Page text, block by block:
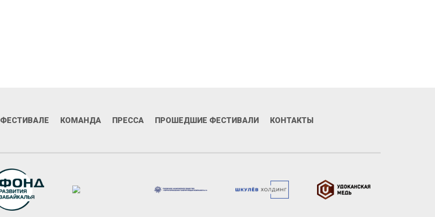
КОМАНДА ПРЕССА ПРОШЕДШИЕ ФЕСТИВАЛИ КОНТАКТЫ